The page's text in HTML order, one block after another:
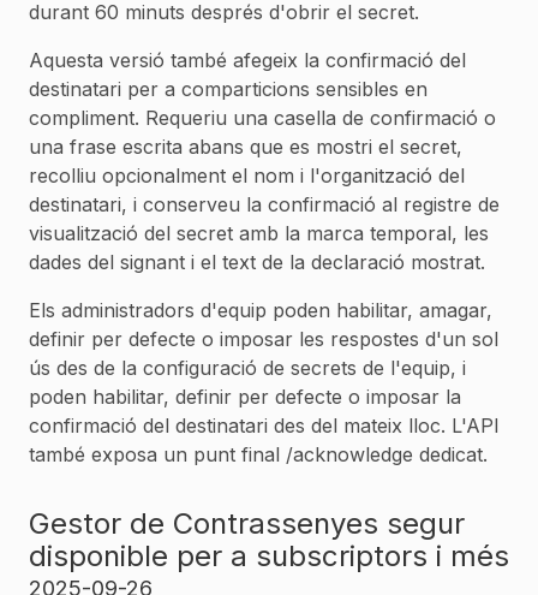
durant 60 minuts després d'obrir el secret.
Aquesta versió també afegeix la confirmació del
destinatari per a comparticions sensibles en
compliment. Requeriu una casella de confirmació o
una frase escrita abans que es mostri el secret,
recolliu opcionalment el nom i l'organització del
destinatari, i conserveu la confirmació al registre de
visualització del secret amb la marca temporal, les
dades del signant i el text de la declaració mostrat.
Els administradors d'equip poden habilitar, amagar,
definir per defecte o imposar les respostes d'un sol
ús des de la configuració de secrets de l'equip, i
poden habilitar, definir per defecte o imposar la
confirmació del destinatari des del mateix lloc. L'API
també exposa un punt final /acknowledge dedicat.
Gestor de Contrassenyes segur
disponible per a subscriptors i més
2025-09-26